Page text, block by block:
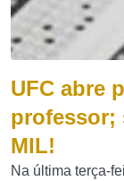
UFC abre
professor;
MIL!
Na última terça-